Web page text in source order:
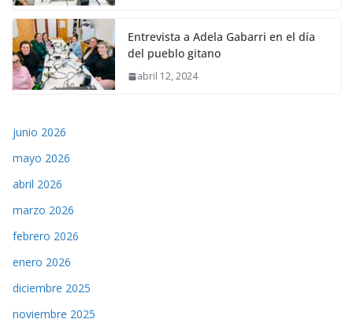
Entrevista a Adela Gabarri en el día
del pueblo gitano
abril 12, 2024
junio 2026
mayo 2026
abril 2026
marzo 2026
febrero 2026
enero 2026
diciembre 2025
noviembre 2025